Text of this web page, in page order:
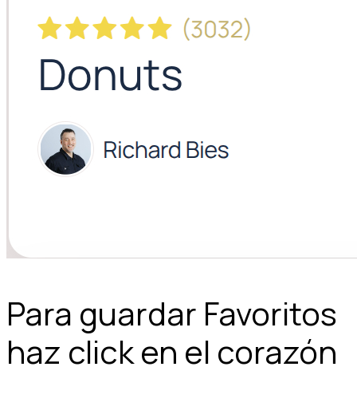
Para guardar Favoritos
haz click en el corazón